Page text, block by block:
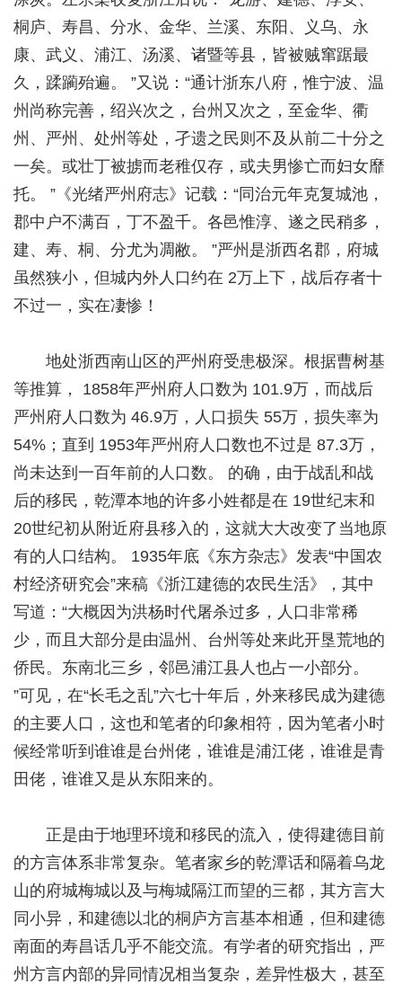
桐庐、寿昌、分水、金华、兰溪、东阳、义乌、永
康、武义、浦江、汤溪、诸暨等县，皆被贼窜踞最
久，蹂躏殆遍。 ”又说：“通计浙东八府，惟宁波、温
州尚称完善，绍兴次之，台州又次之，至金华、衢
州、严州、处州等处，孑遗之民则不及从前二十分之
一矣。或壮丁被掳而老稚仅存，或夫男惨亡而妇女靡
托。 ”《光绪严州府志》记载：“同治元年克复城池，
郡中户不满百，丁不盈千。各邑惟淳、遂之民稍多，
建、寿、桐、分尤为凋敝。 ”严州是浙西名郡，府城
虽然狭小，但城内外人口约在 2万上下，战后存者十
不过一，实在凄惨！
地处浙西南山区的严州府受患极深。根据曹树基
等推算， 1858年严州府人口数为 101.9万，而战后
严州府人口数为 46.9万，人口损失 55万，损失率为
54%；直到 1953年严州府人口数也不过是 87.3万，
尚未达到一百年前的人口数。 的确，由于战乱和战
后的移民，乾潭本地的许多小姓都是在 19世纪末和
20世纪初从附近府县移入的，这就大大改变了当地原
有的人口结构。 1935年底《东方杂志》发表“中国农
村经济研究会”来稿《浙江建德的农民生活》，其中
写道：“大概因为洪杨时代屠杀过多，人口非常稀
少，而且大部分是由温州、台州等处来此开垦荒地的
侨民。东南北三乡，邻邑浦江县人也占一小部分。
”可见，在“长毛之乱”六七十年后，外来移民成为建德
的主要人口，这也和笔者的印象相符，因为笔者小时
候经常听到谁谁是台州佬，谁谁是浦江佬，谁谁是青
田佬，谁谁又是从东阳来的。
正是由于地理环境和移民的流入，使得建德目前
的方言体系非常复杂。笔者家乡的乾潭话和隔着乌龙
山的府城梅城以及与梅城隔江而望的三都，其方言大
同小异，和建德以北的桐庐方言基本相通，但和建德
南面的寿昌话几乎不能交流。有学者的研究指出，严
州方言内部的异同情况相当复杂，差异性极大，甚至